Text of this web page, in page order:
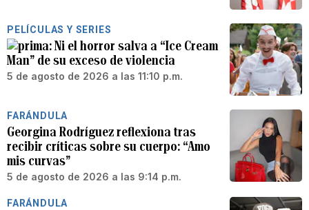
PELÍCULAS Y SERIES
Ni el horror salva a “Ice Cream
Man” de su exceso de violencia
5 de agosto de 2026 a las 11:10 p.m.
FARÁNDULA
Georgina Rodríguez reflexiona tras
recibir críticas sobre su cuerpo: “Amo
mis curvas”
5 de agosto de 2026 a las 9:14 p.m.
FARÁNDULA